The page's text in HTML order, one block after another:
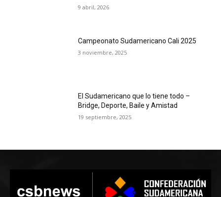
9 abril, 2026
Campeonato Sudamericano Cali 2025
3 noviembre, 2025
El Sudamericano que lo tiene todo –
Bridge, Deporte, Baile y Amistad
19 septiembre, 2025